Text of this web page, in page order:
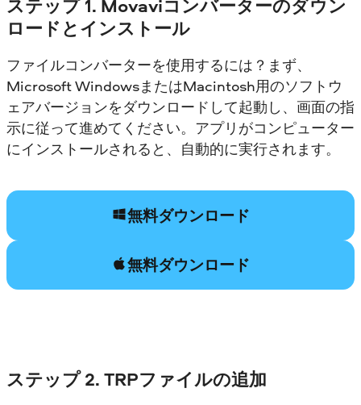
ステップ 1. Movaviコンバーターのダウン
ロードとインストール
ファイルコンバーターを使用するには？まず、
Microsoft WindowsまたはMacintosh用のソフトウ
ェアバージョンをダウンロードして起動し、画面の指
示に従って進めてください。アプリがコンピューター
にインストールされると、自動的に実行されます。
無料ダウンロード
無料ダウンロード
ステップ 2. TRPファイルの追加